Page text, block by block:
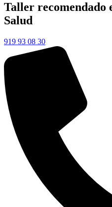
Taller recomendado
Salud
919 93 08 30